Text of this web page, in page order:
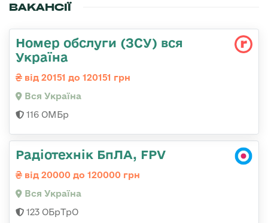
ВАКАНСІЇ
Номер обслуги (ЗСУ) вся
Україна
від 20151 до 120151 грн
Вся Україна
116 ОМБр
Радіотехнік БпЛА, FPV
від 20000 до 120000 грн
Вся Україна
123 ОБрТрО